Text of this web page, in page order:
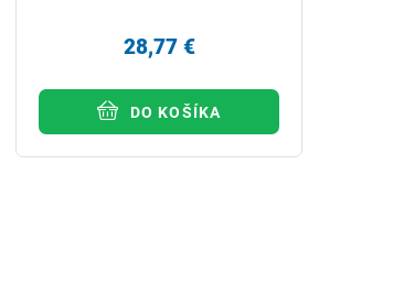
28,77 €
DO KOŠÍKA